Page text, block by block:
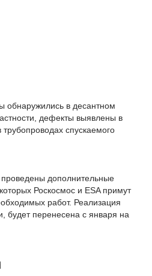
обнаружились в десантном
дефекты выявлены в
спускаемого
дополнительные
Роскосмос и ESA примут
работ. Реализация
будет перенесена с января на